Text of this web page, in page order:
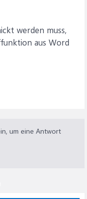
werden muss,
aus Word
um eine Antwort